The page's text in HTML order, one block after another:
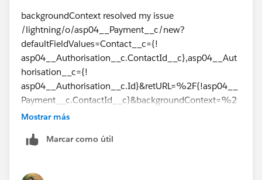
backgroundContext resolved my issue
/lightning/o/asp04__Payment__c/new?
defaultFieldValues=Contact__c={!
asp04__Authorisation__c.ContactId__c},asp04__Aut
horisation__c={!
asp04__Authorisation__c.Id}&retURL=%2F{!asp04__
Payment__c.ContactId__c}&backgroundContext=%2
Flightning%2Fr%2Fasp04__Authorisation__c%2F{!a
Mostrar más
Marcar como útil